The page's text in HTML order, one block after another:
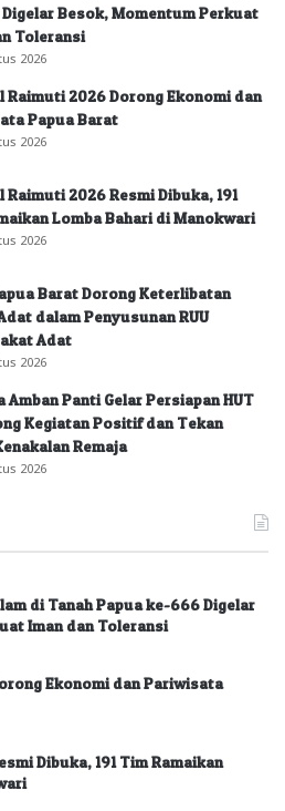
Besok, Momentum Perkuat
Toleransi
2026
Raimuti 2026 Dorong Ekonomi dan
Papua Barat
2026
Raimuti 2026 Resmi Dibuka, 191
Lomba Bahari di Manokwari
2026
Barat Dorong Keterlibatan
dalam Penyusunan RUU
Adat
2026
Amban Panti Gelar Persiapan HUT
Kegiatan Positif dan Tekan
Remaja
2026
di Tanah Papua ke-666 Digelar
Iman dan Toleransi
Ekonomi dan Pariwisata
Dibuka, 191 Tim Ramaikan